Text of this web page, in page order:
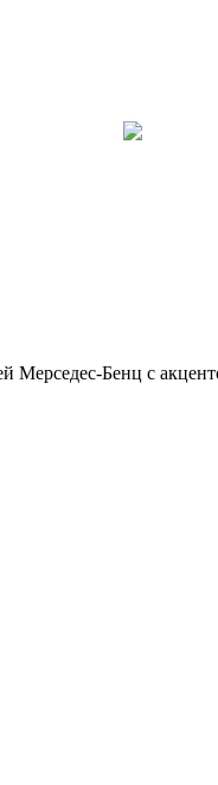
Мерседес-Бенц с